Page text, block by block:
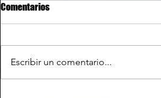
Comentarios
Escribir un comentario...